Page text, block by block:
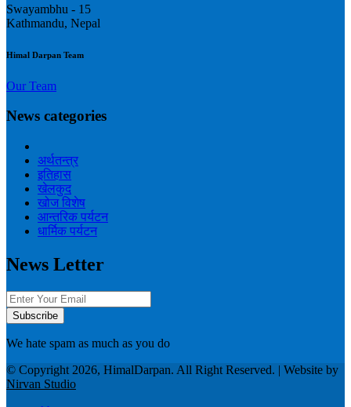
Swayambhu - 15
Kathmandu, Nepal
Himal Darpan Team
Our Team
News categories
अर्थतन्त्र
इतिहास
खेलकुद
खोज विशेष
आन्तरिक पर्यटन
धार्मिक पर्यटन
News Letter
We hate spam as much as you do
© Copyright 2026, HimalDarpan. All Right Reserved. | Website by
Nirvan Studio